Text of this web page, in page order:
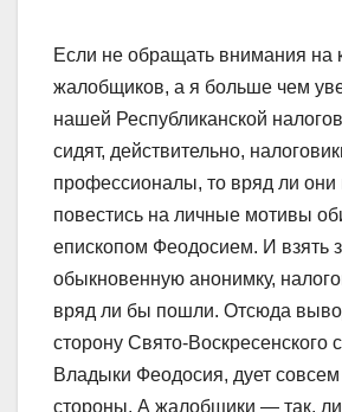
Если не обращать внимания на
жалобщиков, а я больше чем
нашей Республиканской
сидят, действительно,
профессионалы, то вряд ли они
повестись на личные мотивы
епископом Феодосием. И взять
обыкновенную анонимку,
вряд ли бы пошли. Отсюда
сторону Свято-Воскресенского
Владыки Феодосия, дует совсем
стороны. А жалобщики — так,